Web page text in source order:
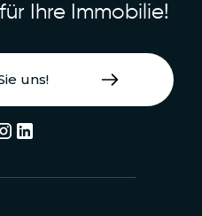
Ihre Immobilie!
uns!